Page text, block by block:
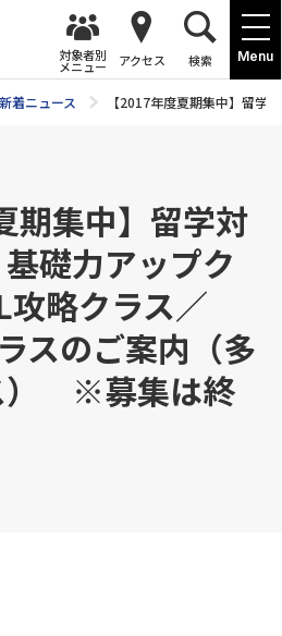
Menu
対象者別
メニュー アクセス 検索
新着ニュース 【2017年度夏期集中】留
期集中】留学対
礎力アップク
攻略クラス／
スのご案内（多
） ※募集は終